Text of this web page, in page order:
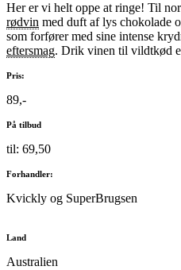
Her er vi helt oppe at ringe! Til
rødvin med duft af lys chokolade
som forfører med sine intense
eftersmag. Drik vinen til vildtkød
Pris:
89,-
På tilbud
til: 69,50
Forhandler:
Kvickly og SuperBrugsen
Land
Australien